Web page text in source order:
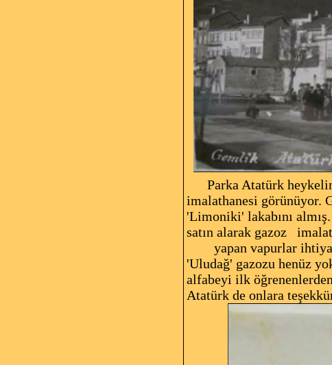
Parka Atatürk
imalathanesi görünüyor.
'Limoniki' lakabını
satın alarak gazoz
yapan vapurlar
'Uludağ' gazozu henüz
alfabeyi ilk
Atatürk de onlara